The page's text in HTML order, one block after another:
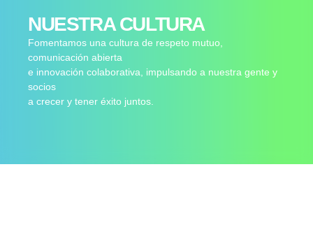
NUESTRA CULTURA
Fomentamos una cultura de respeto mutuo,
comunicación abierta
e innovación colaborativa, impulsando a nuestra gente y
socios
a crecer y tener éxito juntos.